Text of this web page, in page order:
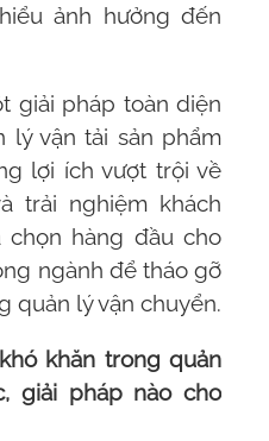
ảnh hưởng đến
giải pháp toàn diện
lý vận tải sản phẩm
lợi ích vượt trội về
trải nghiệm khách
chọn hàng đầu cho
ngành để tháo gỡ
quản lý vận chuyển.
khăn trong quản
giải pháp nào cho